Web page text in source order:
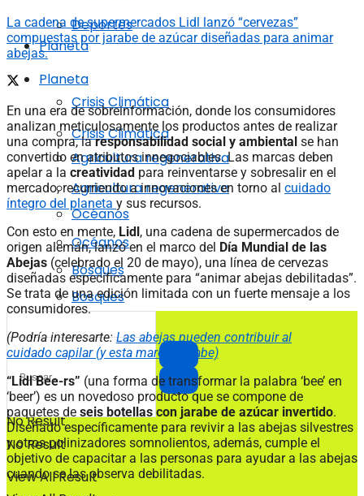
Planeta
Crisis Climática
Agricultura regenerativa
Océanos
Bosques
No Result
View All Result
Deportes
Planeta
Crisis Climática
Agricultura regenerativa
Océanos
Bosques
No Result
La cadena de supermercados Lidl lanzó “cervezas”
compuestas por jarabe de azúcar diseñadas para animar
abejas.
En una era de sobreinformación, donde los consumidores
analizan meticulosamente los productos antes de realizar
una compra, laresponsabilidad social y ambiental se han
convertido en atributos innegociables. Las marcas deben
apelar a la creatividad para reinventarse y sobresalir en el
mercado, recurriendo a innovaciones en torno al cuidado
íntegro del planeta y sus recursos.
Con esto en mente, Lidl, una cadena de supermercados de
origen alemán, lanzó en el marco del Día Mundial de las
Abejas (celebrado el 20 de mayo), una línea de cervezas
diseñadas específicamente para “animar abejas debilitadas”.
Se trata de una edición limitada con un fuerte mensaje a los
consumidores.
(Podría interesarte:Las abejas pueden contribuir al
cuidado capilar (y esta marca lo sabe)
“Lidl Bee-rs” (una forma de transformar la palabra ‘bee’ en
‘beer’) es un novedoso producto que se compone de
paquetes de seis botellas con jarabe de azúcar invertido.
Diseñado específicamente para revivir a las abejas silvestres
y otros polinizadores somnolientos, además, cumple el
objetivo de capacitar a las personas para ayudar a las abejas
cuando se las observa debilitadas.